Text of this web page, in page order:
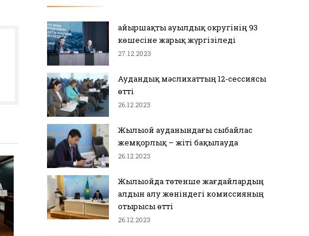
Қайыршақты ауылдық округінің 93
көшесіне жарық жүргізіледі
27.12.2023
Аудандық мәслихаттың 12-сессиясы
өтті
26.12.2023
Жылыой ауданындағы сыбайлас
жемқорлық – жіті бақылауда
26.12.2023
Жылыойда төтенше жағдайлардың
алдын алу жөніндегі комиссияның
отырысы өтті
26.12.2023